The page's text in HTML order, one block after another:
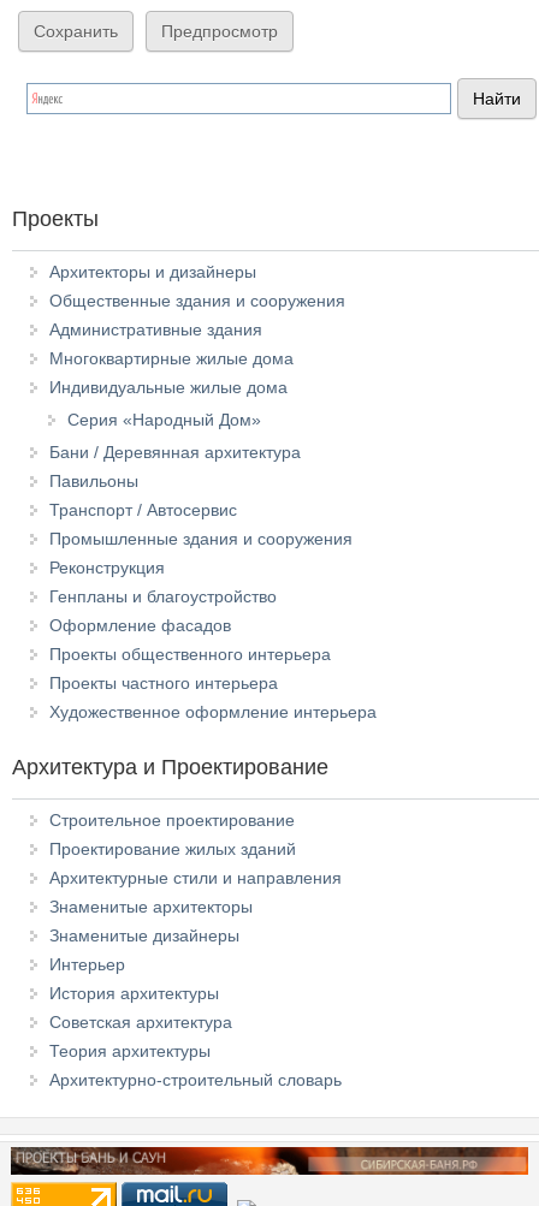
Проекты
Архитекторы и дизайнеры
Общественные здания и сооружения
Административные здания
Многоквартирные жилые дома
Индивидуальные жилые дома
Серия «Народный Дом»
Бани / Деревянная архитектура
Павильоны
Транспорт / Автосервис
Промышленные здания и сооружения
Реконструкция
Генпланы и благоустройство
Оформление фасадов
Проекты общественного интерьера
Проекты частного интерьера
Художественное оформление интерьера
Архитектура и Проектирование
Строительное проектирование
Проектирование жилых зданий
Архитектурные стили и направления
Знаменитые архитекторы
Знаменитые дизайнеры
Интерьер
История архитектуры
Советская архитектура
Теория архитектуры
Архитектурно-строительный словарь